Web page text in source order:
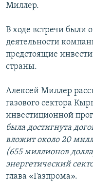
TÜRKMENÇE
Миллер.
В ходе встречи были
деятельности
предстоящие
страны.
Алексей Миллер
газового сектора
инвестиционной
была достигнута
вложит около 20
(655 миллионов
энергетический
глава «Газпрома».